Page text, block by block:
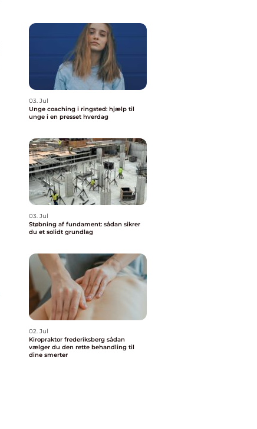
03. Jul
Unge coaching i ringsted: hjælp til
unge i en presset hverdag
03. Jul
Støbning af fundament: sådan sikrer
du et solidt grundlag
02. Jul
Kiropraktor frederiksberg sådan
vælger du den rette behandling til
dine smerter